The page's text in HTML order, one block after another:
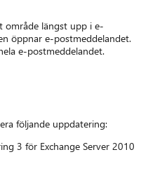
område längst upp i e-
öppnar e-postmeddelandet.
e-postmeddelandet.
följande uppdatering:
3 för Exchange Server 2010